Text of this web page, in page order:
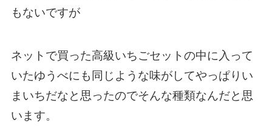
もないですが
ネットで買った高級いちごセットの中に入って
いたゆうべにも同じような味がしてやっぱりい
まいちだなと思ったのでそんな種類なんだと思
います。